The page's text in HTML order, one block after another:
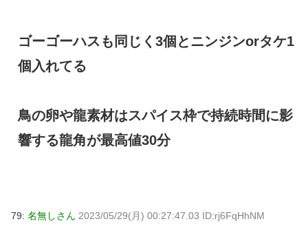
ゴーゴーハスも同じく3個とニンジンorタケ1
個入れてる
鳥の卵や龍素材はスパイス枠で持続時間に影
響する龍角が最高値30分
79: 名無しさん 2023/05/29(月) 00:27:47.03 ID:rj6FqHhNM